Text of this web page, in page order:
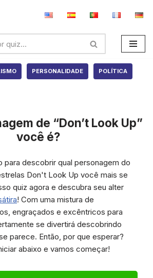
PERSONALIDADE POLÍTICA
de “Don’t Look Up”
você é?
para descobrir qual personagem do
Don't Look Up você mais se
quiz agora e descubra seu alter
! Com uma mistura de
engraçados e excêntricos para
se divertirá descobrindo
parece. Então, por que esperar?
abaixo e vamos começar!